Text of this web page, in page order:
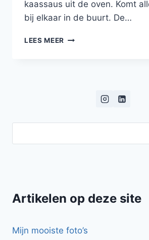
kaassaus uit de oven. Komt
bij elkaar in de buurt. De…
LEES MEER WITLOF
Artikelen op deze site
Mijn mooiste foto’s